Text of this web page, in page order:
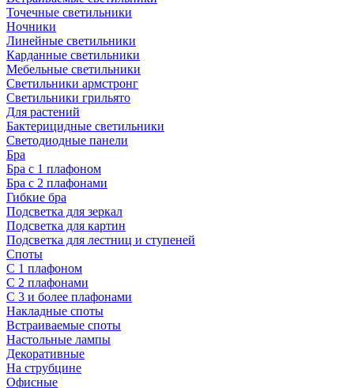
Точечные светильники
Ночники
Линейные светильники
Карданные светильники
Мебельные светильники
Светильники армстронг
Светильники грильято
Для растений
Бактерицидные светильники
Светодиодные панели
Бра
Бра с 1 плафоном
Бра с 2 плафонами
Гибкие бра
Подсветка для зеркал
Подсветка для картин
Подсветка для лестниц и ступеней
Споты
С 1 плафоном
С 2 плафонами
С 3 и более плафонами
Накладные споты
Встраиваемые споты
Настольные лампы
Декоративные
На струбцине
Офисные